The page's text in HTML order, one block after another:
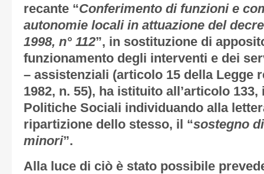
recante “Conferimento di funzioni e
autonomie locali in attuazione del
1998, n° 112”, in sostituzione di
funzionamento degli interventi e dei
– assistenziali (articolo 15 della Legge
1982, n. 55), ha istituito all’articolo
Politiche Sociali individuando alla
ripartizione dello stesso, il “sostegno
minori”.
Alla luce di ciò è stato possibile